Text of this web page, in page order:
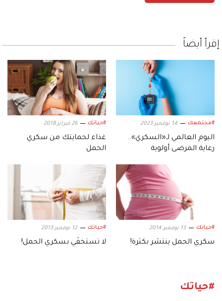
إقرأ أيضاً
#مجتمعك 14 نوفمبر 2023
اليوم العالمي لـ«السكري»..
رعاية المرضى أولوية
#حياتك 26 فبراير 2018
غذاء لحمايتك من سكري
الحمل
#حياتك 13 نوفمبر 2014
سكري الحمل ينتشر بكثرة!
#حياتك 12 نوفمبر 2013
لا تستخفّي بسكري الحمل!
#حياتك